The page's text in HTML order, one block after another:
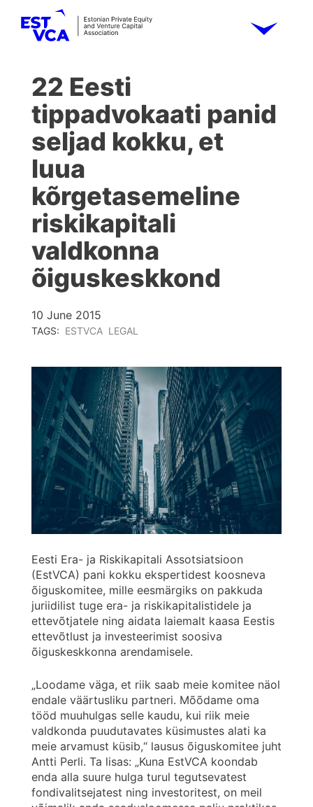
22 Eesti
tippadvokaati panid
seljad kokku, et
luua
kõrgetasemeline
riskikapitali
valdkonna
õiguskeskkond
10 June 2015
TAGS: ESTVCA LEGAL
Eesti Era- ja Riskikapitali Assotsiatsioon
(EstVCA) pani kokku ekspertidest koosneva
õiguskomitee, mille eesmärgiks on pakkuda
juriidilist tuge era- ja riskikapitalistidele ja
ettevõtjatele ning aidata laiemalt kaasa Eestis
ettevõtlust ja investeerimist soosiva
õiguskeskkonna arendamisele.
„Loodame väga, et riik saab meie komitee näol
endale väärtusliku partneri. Mõõdame oma
tööd muuhulgas selle kaudu, kui riik meie
valdkonda puudutavates küsimustes alati ka
meie arvamust küsib,“ lausus õiguskomitee juht
Antti Perli. Ta lisas: „Kuna EstVCA koondab
enda alla suure hulga turul tegutsevatest
fondivalitsejatest ning investoritest, on meil